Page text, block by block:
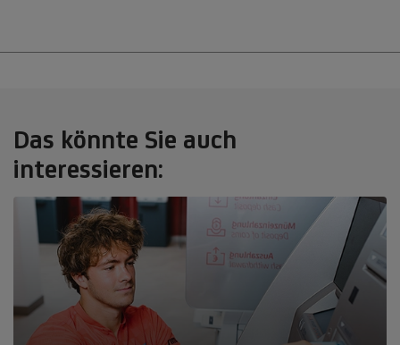
Das könnte Sie auch
interessieren: